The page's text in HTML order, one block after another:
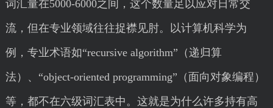
词汇量在5000-6000之间，这个数量足以应对日常交
流，但在专业领域往往捉襟见肘。以计算机科学为
例，专业术语如“recursive algorithm”（递归算
法）、“object-oriented programming”（面向对象编程）
等，都不在六级词汇表中。这就是为什么许多持有高